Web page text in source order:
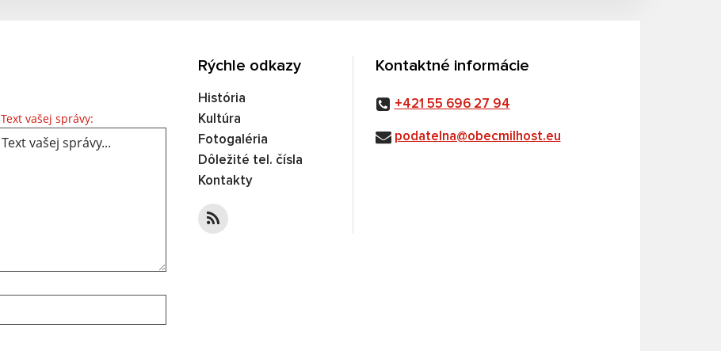
Text vašej správy: Text vašej správy...
Rýchle odkazy
História
Kultúra
Fotogaléria
Dôležité tel. čísla
Kontakty
Kontaktné informácie
+421 55 696 27 94
podatelna@obecmilhost.eu